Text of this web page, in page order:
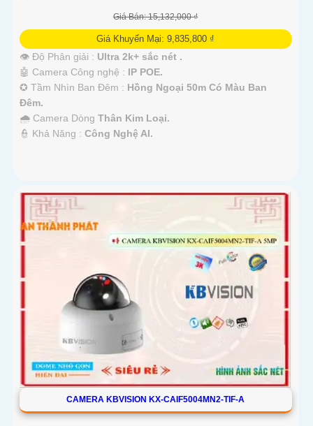
Giá Bán: 15,132,000 ₫
Giá Khuyến Mại: 9,835,800 ₫
👁 Độ Phân giải : Ultra 2k+ sắc nét .
🤖️ Camera Công nghệ : IP POE.
✪ Tầm Nhìn Ban Đêm : Hồng Ngoại 50m Có Màu Ban
Đêm.
🌧️ Camera Dòng Thân Kim Loại.
️👮 Khả Năng : Công Nghệ AI.
CAMERA KBVISION KX-CAIF5004MN2-TIF-A